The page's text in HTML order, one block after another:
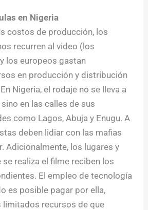
en Nigeria
costos de producción, los
recurren al video (los
los europeos gastan
en producción y distribución
Nigeria, el rodaje no se lleva a
en las calles de sus
como Lagos, Abuja y Enugu. A
deben lidiar con las mafias
Adicionalmente, los lugares y
realiza el filme reciben los
El empleo de tecnología
es posible pagar por ella,
limitados recursos de que